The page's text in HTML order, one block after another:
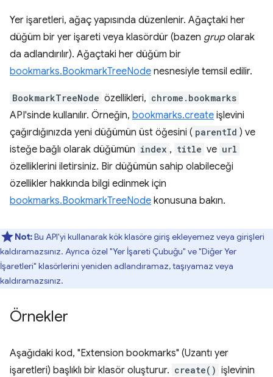
Yer işaretleri, ağaç yapısında düzenlenir. Ağaçtaki her
düğüm bir yer işareti veya klasördür (bazen grupolarak
da adlandırılır). Ağaçtaki her düğüm bir
bookmarks.BookmarkTreeNode nesnesiyle temsil edilir.
BookmarkTreeNode özellikleri, chrome.bookmarks
API'sinde kullanılır. Örneğin, bookmarks.create işlevini
çağırdığınızda yeni düğümün üst öğesini ( parentId ) ve
isteğe bağlı olarak düğümün index , title ve url
özelliklerini iletirsiniz. Bir düğümün sahip olabileceği
özellikler hakkında bilgi edinmek için
bookmarks.BookmarkTreeNode konusuna bakın.
Not:Bu API'yi kullanarak kök klasöre giriş ekleyemez veya girişleri
kaldıramazsınız. Ayrıca özel "Yer İşareti Çubuğu" ve "Diğer Yer
İşaretleri" klasörlerini yeniden adlandıramaz, taşıyamaz veya
kaldıramazsınız.
Örnekler
Aşağıdaki kod, "Extension bookmarks" (Uzantı yer
işaretleri) başlıklı bir klasör oluşturur. create() işlevinin